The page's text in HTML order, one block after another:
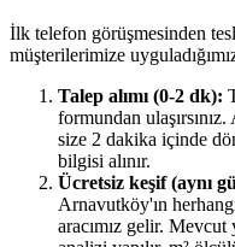
İlk telefon görüşmesinden
müşterilerimize
Talep alımı (0-2 dk):
formundan
size 2 dakika içinde
bilgisi alınır.
Ücretsiz keşif (aynı
Arnavutköy'ın
aracımız gelir.